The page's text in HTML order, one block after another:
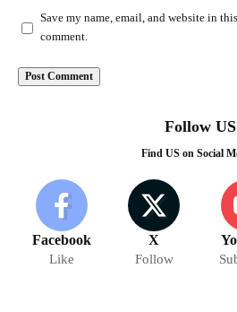
Save my name, email, and website in
comment.
Follow US
Find US on Social
Facebook
Like
X
Follow